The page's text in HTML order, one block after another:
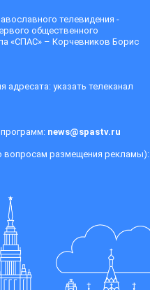
телевидения -
общественного
«СПАС» – Корчевников Борис
адресата: указать телеканал
news@spastv.ru
вопросам размещения рекламы):